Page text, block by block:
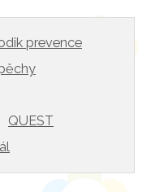
prevence
QUEST